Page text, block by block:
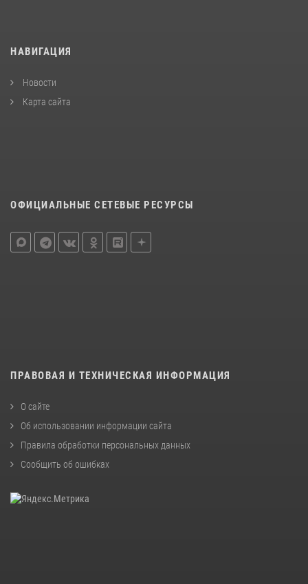
НАВИГАЦИЯ
Новости
Карта сайта
ОФИЦИАЛЬНЫЕ СЕТЕВЫЕ РЕСУРСЫ
ПРАВОВАЯ И ТЕХНИЧЕСКАЯ ИНФОРМАЦИЯ
О сайте
Об использовании информации сайта
Правила обработки персональных данных
Сообщить об ошибках